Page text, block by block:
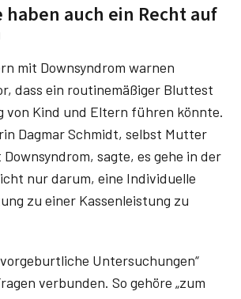
haben auch ein Recht auf
mit Downsyndrom warnen
dass ein routinemäßiger Bluttest
von Kind und Eltern führen könnte.
Dagmar Schmidt, selbst Mutter
sagte, es gehe in der
nur darum, eine Individuelle
zu einer Kassenleistung zu
Untersuchungen“
verbunden. So gehöre „zum